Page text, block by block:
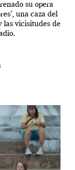
su opera
una caza del
las vicisitudes de